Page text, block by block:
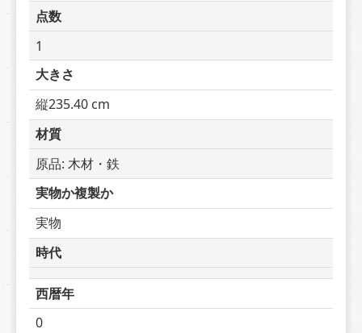
点数
1
大きさ
縦235.40 cm
材質
原品: 木材・鉄
実物か複製か
実物
時代
西暦年
0